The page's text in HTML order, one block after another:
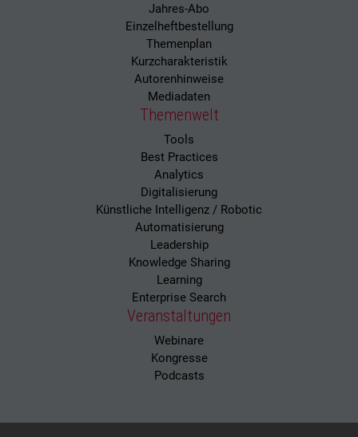
Jahres-Abo
Einzelheftbestellung
Themenplan
Kurzcharakteristik
Autorenhinweise
Mediadaten
Themenwelt
Tools
Best Practices
Analytics
Digitalisierung
Künstliche Intelligenz / Robotic
Automatisierung
Leadership
Knowledge Sharing
Learning
Enterprise Search
Veranstaltungen
Webinare
Kongresse
Podcasts